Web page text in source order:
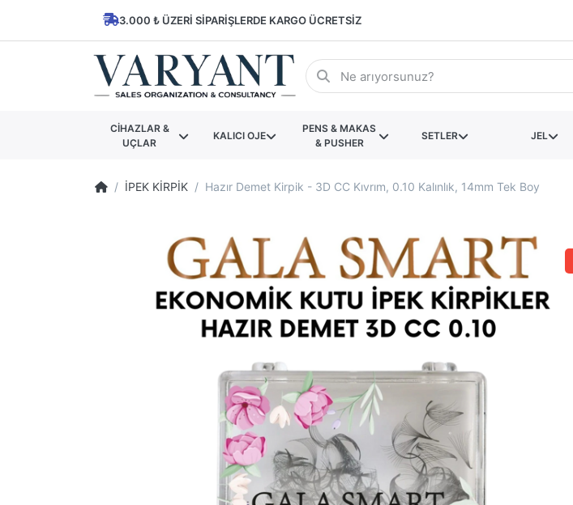
3.000 ₺ ÜZERI SIPARIŞLERDE KARGO ÜCRETSIZ
CİHAZLAR &
UÇLAR
KALICI OJE
PENS & MAKAS
& PUSHER
SETLER JEL
İPEK KİRPİK Hazır Demet Kirpik - 3D CC Kıvrım, 0.10 Kalınlık, 14mm Tek Boy